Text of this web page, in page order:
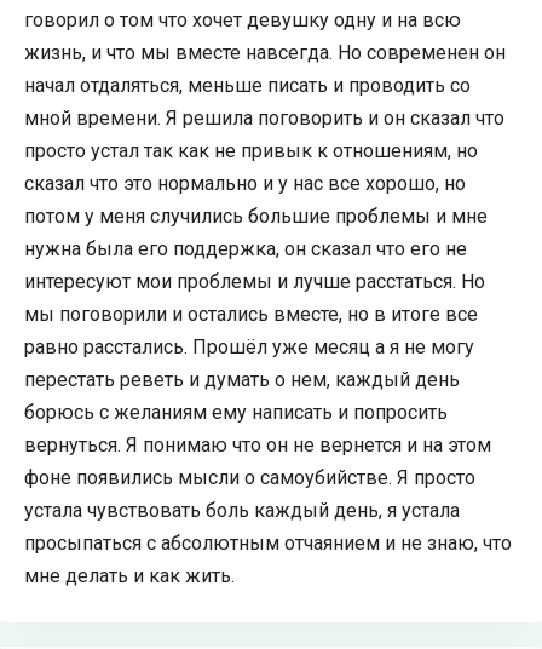
говорил о том что хочет девушку одну и на всю
жизнь, и что мы вместе навсегда. Но современен он
начал отдаляться, меньше писать и проводить со
мной времени. Я решила поговорить и он сказал что
просто устал так как не привык к отношениям, но
сказал что это нормально и у нас все хорошо, но
потом у меня случились большие проблемы и мне
нужна была его поддержка, он сказал что его не
интересуют мои проблемы и лучше расстаться. Но
мы поговорили и остались вместе, но в итоге все
равно расстались. Прошёл уже месяц а я не могу
перестать реветь и думать о нем, каждый день
борюсь с желаниям ему написать и попросить
вернуться. Я понимаю что он не вернется и на этом
фоне появились мысли о самоубийстве. Я просто
устала чувствовать боль каждый день, я устала
просыпаться с абсолютным отчаянием и не знаю, что
мне делать и как жить.